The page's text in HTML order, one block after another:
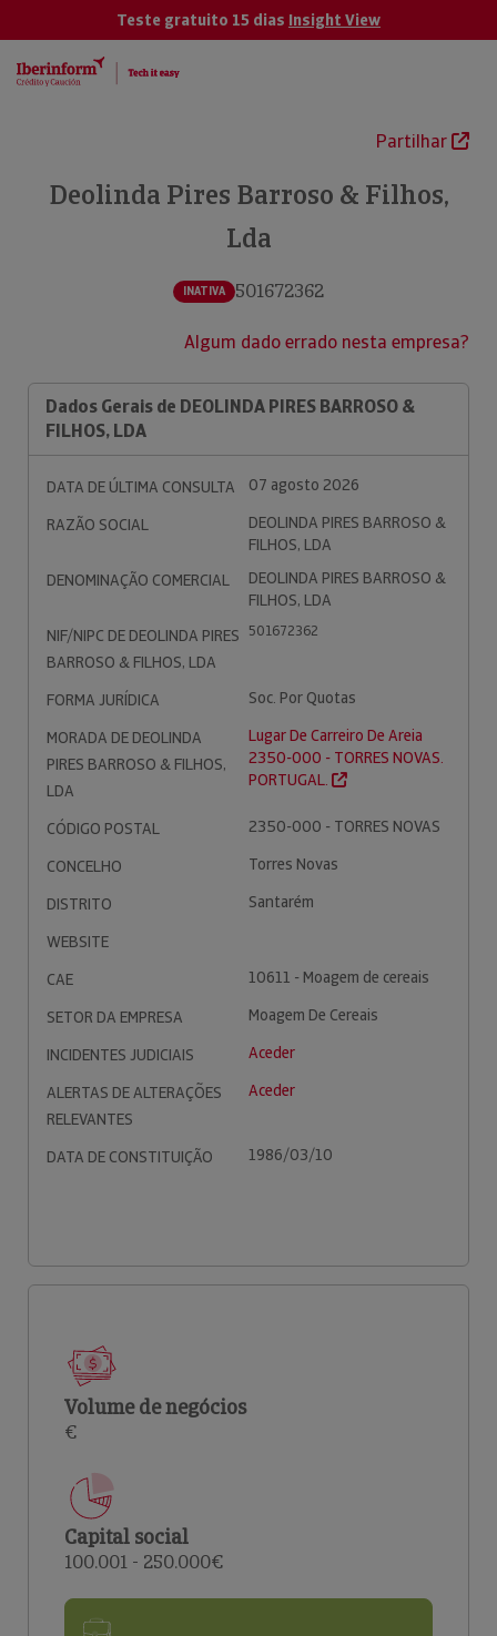
Teste gratuito 15 dias Insight View
Partilhar
Deolinda Pires Barroso & Filhos,
Lda
INATIVA 501672362
Algum dado errado nesta empresa?
Dados Gerais de DEOLINDA PIRES BARROSO &
FILHOS, LDA
DATA DE ÚLTIMA CONSULTA
07 agosto 2026
RAZÃO SOCIAL
DEOLINDA PIRES BARROSO &
FILHOS, LDA
DENOMINAÇÃO COMERCIAL
DEOLINDA PIRES BARROSO &
FILHOS, LDA
NIF/NIPC DE DEOLINDA PIRES
BARROSO & FILHOS, LDA
501672362
FORMA JURÍDICA
Soc. Por Quotas
MORADA DE DEOLINDA
PIRES BARROSO & FILHOS,
LDA
Lugar De Carreiro De Areia
2350-000 - TORRES NOVAS.
PORTUGAL.
CÓDIGO POSTAL
2350-000 - TORRES NOVAS
CONCELHO
Torres Novas
DISTRITO
Santarém
WEBSITE
CAE
10611 - Moagem de cereais
SETOR DA EMPRESA
Moagem De Cereais
INCIDENTES JUDICIAIS
Aceder
ALERTAS DE ALTERAÇÕES
RELEVANTES
Aceder
DATA DE CONSTITUIÇÃO 1986/03/10
Volume de negócios
€
Capital social
100.001 - 250.000€